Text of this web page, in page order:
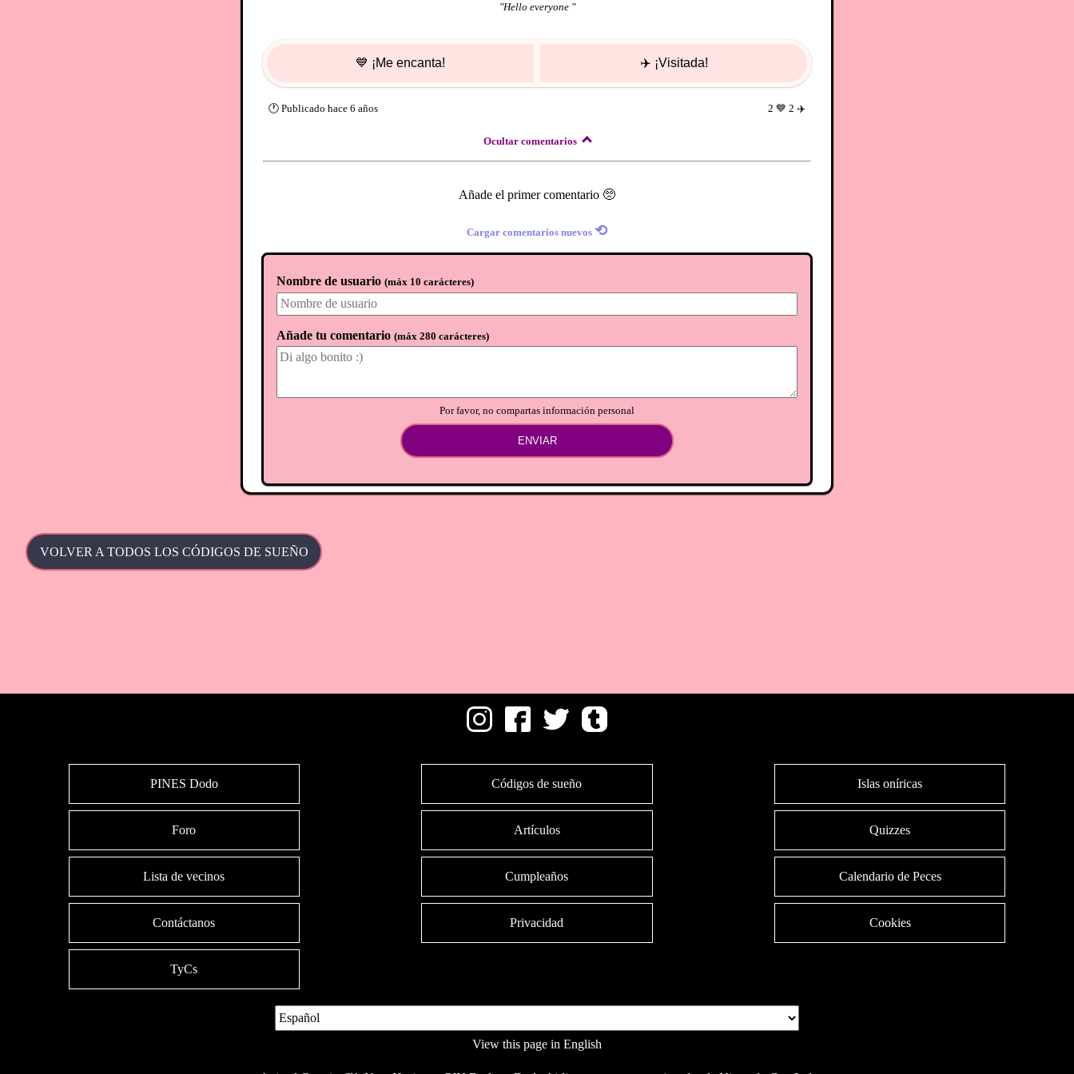
"Hello everyone "
💙 ¡Me encanta! ✈️ ¡Visitada!
🕐 Publicado hace 6 años 2 💙 2 ✈️
Ocultar comentarios
Añade el primer comentario 🥺
Cargar comentarios nuevos ⟲
Nombre de usuario (máx 10 carácteres)
Añade tu comentario (máx 280 carácteres)
Por favor, no compartas información personal
ENVIAR
VOLVER A TODOS LOS CÓDIGOS DE SUEÑO
PINES Dodo Códigos de sueño Islas oníricas
Foro Artículos Quizzes
Lista de vecinos Cumpleaños Calendario de Peces
Contáctanos Privacidad Cookies
TyCs
View this page in English